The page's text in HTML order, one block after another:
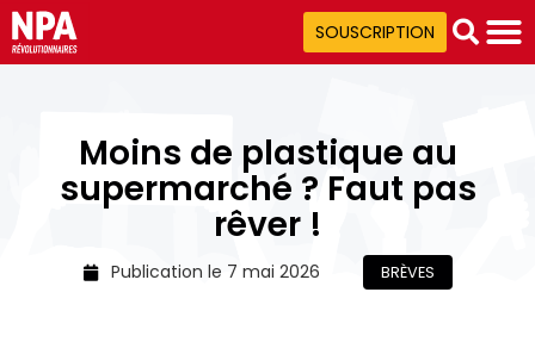
SOUSCRIPTION
Moins de plastique au
supermarché ? Faut pas
rêver !
Publication le 7 mai 2026 BRÈVES